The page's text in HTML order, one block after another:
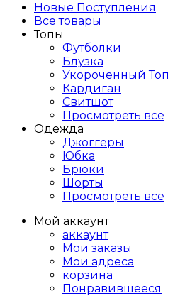
Новые Поступления
Все товары
Топы
Футболки
Блузка
Укороченный Топ
Кардиган
Свитшот
Просмотреть все
Одежда
Джоггеры
Юбка
Брюки
Шорты
Просмотреть все
Мой аккаунт
аккаунт
Мои заказы
Мои адреса
корзина
Понравившееся